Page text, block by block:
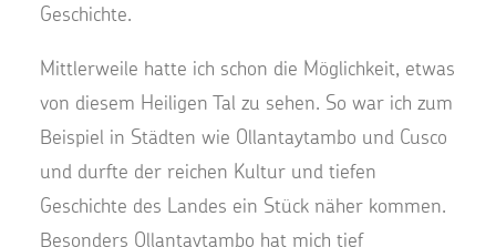
Geschichte.
Mittlerweile hatte ich schon die Möglichkeit, etwas
von diesem Heiligen Tal zu sehen. So war ich zum
Beispiel in Städten wie Ollantaytambo und Cusco
und durfte der reichen Kultur und tiefen
Geschichte des Landes ein Stück näher kommen.
Besonders Ollantaytambo hat mich tief